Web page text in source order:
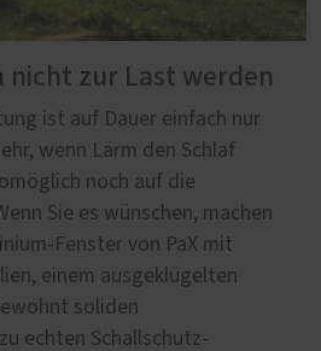
nicht zur Last werden
ist auf Dauer einfach nur
wenn Lärm den Schlaf
noch auf die
Sie es wünschen, machen
Fenster von PaX mit
einem ausgeklügelten
soliden
echten Schallschutz-